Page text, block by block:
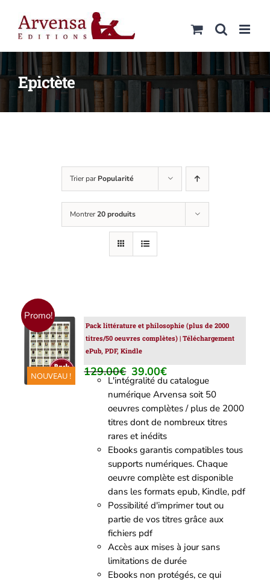
contenu
Epictète
Trier parPopularité
Montrer20 produits
Promo!
NOUVEAU !
AJOUTER
AU
PANIER
/
DÉTAILS
Pack littérature et philosophie (plus de 2000
titres/50 oeuvres complètes) | Téléchargement
ePub, PDF, Kindle
129.00€ Le
prix
initial
était :
129.00€.
39.00€Le
prix
actuel
est :
39.00€.
L'intégralité du catalogue
numérique Arvensa soit 50
oeuvres complètes / plus de 2000
titres dont de nombreux titres
rares et inédits
Ebooks garantis compatibles tous
supports numériques. Chaque
oeuvre complète est disponible
dans les formats epub, Kindle, pdf
Possibilité d'imprimer tout ou
partie de vos titres grâce aux
fichiers pdf
Accès aux mises à jour sans
limitations de durée
Ebooks non protégés, ce qui